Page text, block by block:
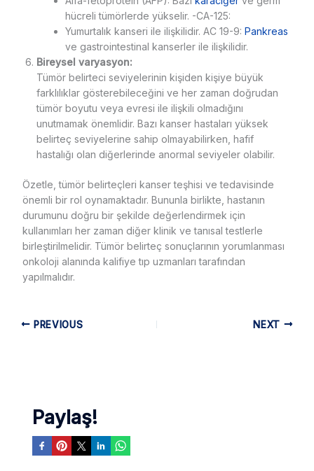
hücreli tümörlerde yükselir. -CA-125:
Yumurtalık kanseri ile ilişkilidir. AC 19-9: Pankreas
ve gastrointestinal kanserler ile ilişkilidir.
Bireysel varyasyon:
Tümör belirteci seviyelerinin kişiden kişiye büyük
farklılıklar gösterebileceğini ve her zaman doğrudan
tümör boyutu veya evresi ile ilişkili olmadığını
unutmamak önemlidir. Bazı kanser hastaları yüksek
belirteç seviyelerine sahip olmayabilirken, hafif
hastalığı olan diğerlerinde anormal seviyeler olabilir.
Özetle, tümör belirteçleri kanser teşhisi ve tedavisinde
önemli bir rol oynamaktadır. Bununla birlikte, hastanın
durumunu doğru bir şekilde değerlendirmek için
kullanımları her zaman diğer klinik ve tanısal testlerle
birleştirilmelidir. Tümör belirteç sonuçlarının yorumlanması
onkoloji alanında kalifiye tıp uzmanları tarafından
yapılmalıdır.
PREVIOUS NEXT
Paylaş!